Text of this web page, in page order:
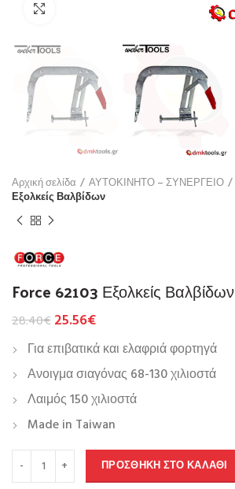
Αρχική σελίδα ΑΥΤΟΚΙΝΗΤΟ – ΣΥΝΕΡΓΕΙΟ
Εξολκείς Βαλβίδων
Force 62103 Εξολκείς Βαλβίδων
28.40€25.56€
Για επιβατικά και ελαφριά φορτηγά
Ανοιγμα σιαγόνας 68-130 χιλιοστά
Λαιμός 150 χιλιοστά
Made in Taiwan
ΠΡΟΣΘΉΚΗ ΣΤΟ ΚΑΛΆΘΙ